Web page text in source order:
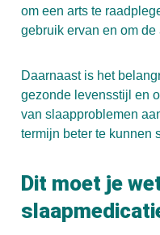
om een arts te
gebruik ervan en om
Daarnaast is het
gezonde levensstijl en
van slaapproblemen
termijn beter te kunnen
Dit moet je